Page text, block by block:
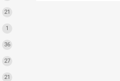
21
1
36
27
21